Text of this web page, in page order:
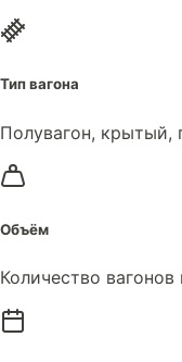
Тип вагона
Полувагон, крытый,
Объём
Количество вагонов